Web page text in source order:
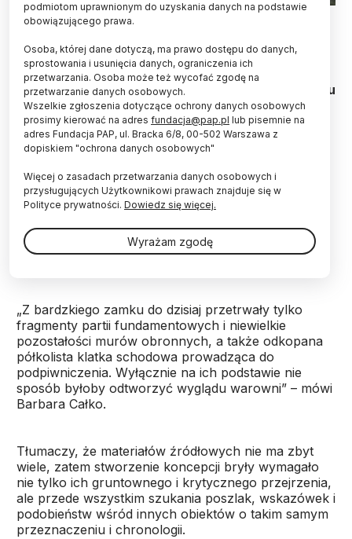
Zamek w Bardzie.Widok na furtę i most. Rekonstrukcja
autorstwa Barbary Całko, Magdaleny Ambroszko i Michała
Model bryłowy zaginionej siedziby piastowskiej –
średniowiecznej warowni, która uległa zniszczeniu
w czasie trzęsienia ziemi w XVI w., a jej
pozostałości rozebrano – przygotowali studenci
Politechniki Wrocławskiej. To jedna z kilku
koncepcji rekonstrukcji jednej z najbardziej
Rekonstrukcję przygotowali Barbara Całko,
Magdalena Ambroszko i Michał Grzywaczewski z
Wydziału Architektury PWr, studenci ze
„Z bardzkiego zamku do dzisiaj przetrwały tylko
fragmenty partii fundamentowych i niewielkie
pozostałości murów obronnych, a także odkopana
półkolista klatka schodowa prowadząca do
podpiwniczenia. Wyłącznie na ich podstawie nie
sposób byłoby odtworzyć wyglądu warowni” – mówi
Barbara Całko.
Tłumaczy, że materiałów źródłowych nie ma zbyt
wiele, zatem stworzenie koncepcji bryły wymagało
nie tylko ich gruntownego i krytycznego przejrzenia,
ale przede wszystkim szukania poszlak, wskazówek i
podobieństw wśród innych obiektów o takim samym
przeznaczeniu i chronologii.
podmiotom uprawnionym do uzyskania danych na podstawie
obowiązującego prawa.
Osoba, której dane dotyczą, ma prawo dostępu do danych,
sprostowania i usunięcia danych, ograniczenia ich
przetwarzania. Osoba może też wycofać zgodę na
przetwarzanie danych osobowych.
Wszelkie zgłoszenia dotyczące ochrony danych osobowych
prosimy kierować na adres fundacja@pap.pl lub pisemnie na
adres Fundacja PAP, ul. Bracka 6/8, 00-502 Warszawa z
dopiskiem "ochrona danych osobowych"
Więcej o zasadach przetwarzania danych osobowych i
przysługujących Użytkownikowi prawach znajduje się w
Polityce prywatności. Dowiedz się więcej.
Wyrażam zgodę